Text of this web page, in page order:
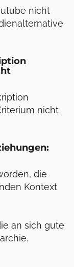
nicht
nicht
die
Kontext
an sich gute